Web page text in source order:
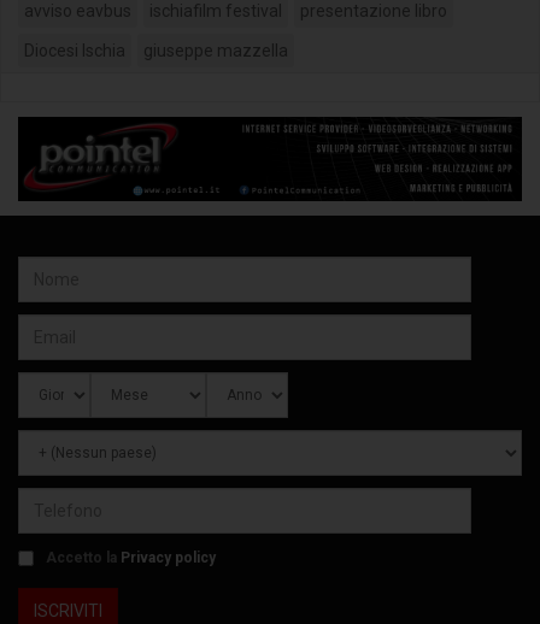
avviso eavbus ischiafilm festival presentazione libro
Diocesi Ischia giuseppe mazzella
Accetto la Privacy policy